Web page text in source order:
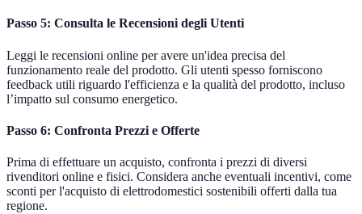
Passo 5: Consulta le Recensioni degli Utenti
Leggi le recensioni online per avere un'idea precisa del
funzionamento reale del prodotto. Gli utenti spesso forniscono
feedback utili riguardo l'efficienza e la qualità del prodotto, incluso
l’impatto sul consumo energetico.
Passo 6: Confronta Prezzi e Offerte
Prima di effettuare un acquisto, confronta i prezzi di diversi
rivenditori online e fisici. Considera anche eventuali incentivi, come
sconti per l'acquisto di elettrodomestici sostenibili offerti dalla tua
regione.